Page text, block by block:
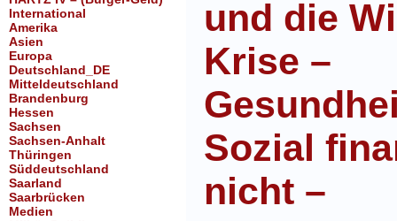
International
Amerika
Asien
Europa
Deutschland_DE
Mitteldeutschland
Brandenburg
Hessen
Sachsen
Sachsen-Anhalt
Thüringen
Süddeutschland
Saarland
Saarbrücken
Medien
und die
Krise –
Sozial
nicht –